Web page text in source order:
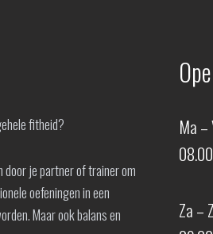
fitheid?
door je partner of trainer om
oefeningen in een
Maar ook balans en
Ma
Za –